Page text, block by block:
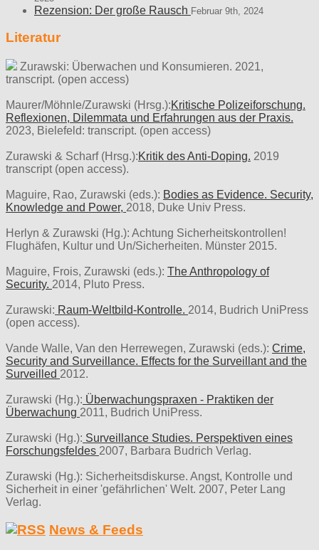
Rezension: Der große Rausch Februar 9th, 2024
Literatur
Zurawski: Überwachen und Konsumieren. 2021,
transcript. (open access)
Maurer/Möhnle/Zurawski (Hrsg.):Kritische Polizeiforschung.
Reflexionen, Dilemmata und Erfahrungen aus der Praxis.
2023, Bielefeld: transcript. (open access)
Zurawski & Scharf (Hrsg.):Kritik des Anti-Doping. 2019
transcript (open access).
Maguire, Rao, Zurawski (eds.): Bodies as Evidence. Security,
Knowledge and Power, 2018, Duke Univ Press.
Herlyn & Zurawski (Hg.): Achtung Sicherheitskontrollen!
Flughäfen, Kultur und Un/Sicherheiten. Münster 2015.
Maguire, Frois, Zurawski (eds.): The Anthropology of
Security. 2014, Pluto Press.
Zurawski: Raum-Weltbild-Kontrolle. 2014, Budrich UniPress
(open access).
Vande Walle, Van den Herrewegen, Zurawski (eds.): Crime,
Security and Surveillance. Effects for the Surveillant and the
Surveilled 2012.
Zurawski (Hg.): Überwachungspraxen - Praktiken der
Überwachung 2011, Budrich UniPress.
Zurawski (Hg.): Surveillance Studies. Perspektiven eines
Forschungsfeldes 2007, Barbara Budrich Verlag.
Zurawski (Hg.): Sicherheitsdiskurse. Angst, Kontrolle und
Sicherheit in einer 'gefährlichen' Welt. 2007, Peter Lang
Verlag.
News & Feeds